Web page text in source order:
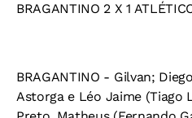
BRAGANTINO 2 X 1
BRAGANTINO - Gilvan;
Astorga e Léo Jaime (Tiago